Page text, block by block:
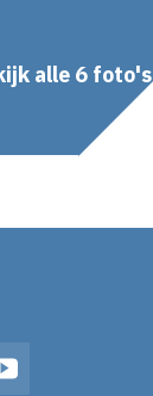
alle 6 foto's
YouTube